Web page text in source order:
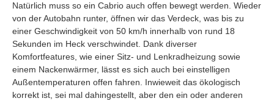
Natürlich muss so ein Cabrio auch offen bewegt werden. Wieder
von der Autobahn runter, öffnen wir das Verdeck, was bis zu
einer Geschwindigkeit von 50 km/h innerhalb von rund 18
Sekunden im Heck verschwindet. Dank diverser
Komfortfeatures, wie einer Sitz- und Lenkradheizung sowie
einem Nackenwärmer, lässt es sich auch bei einstelligen
Außentemperaturen offen fahren. Inwieweit das ökologisch
korrekt ist, sei mal dahingestellt, aber den ein oder anderen